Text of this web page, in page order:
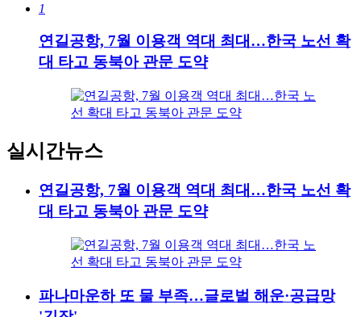
1
연길공항, 7월 이용객 역대 최대…한국 노선 확
대 타고 동북아 관문 도약
실시간뉴스
연길공항, 7월 이용객 역대 최대…한국 노선 확
대 타고 동북아 관문 도약
파나마운하 또 물 부족…글로벌 해운·공급망